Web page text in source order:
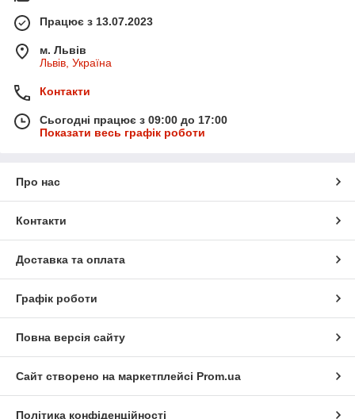
Працює з 13.07.2023
м. Львів
Львів, Україна
Контакти
Сьогодні працює з 09:00 до 17:00
Показати весь графік роботи
Про нас
Контакти
Доставка та оплата
Графік роботи
Повна версія сайту
Сайт створено на маркетплейсі Prom.ua
Політика конфіденційності